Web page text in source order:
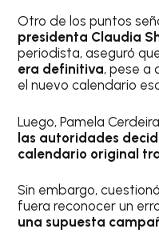
Otro de los puntos
presidenta Claudia
periodista, aseguró
era definitiva, pese a
el nuevo calendario
Luego, Pamela
las autoridades
calendario original
Sin embargo,
fuera reconocer un
una supuesta